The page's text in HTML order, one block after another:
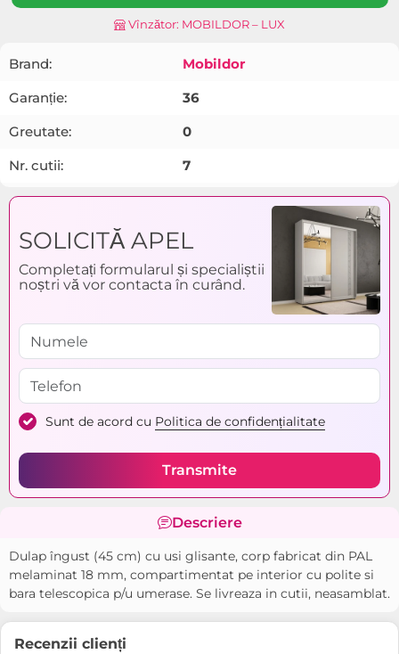
Vînzător: MOBILDOR – LUX
Brand:
Mobildor
Garanție:
36
Greutate:
0
Nr. cutii:
7
SOLICITĂ APEL
Completați formularul și specialiștii
noștri vă vor contacta în curând.
Sunt de acord cu Politica de confidențialitate
Transmite
Descriere
Dulap îngust (45 cm) cu usi glisante, corp fabricat din PAL
melaminat 18 mm, compartimentat pe interior cu polite si
bara telescopica p/u umerase. Se livreaza in cutii, neasamblat.
Recenzii clienți